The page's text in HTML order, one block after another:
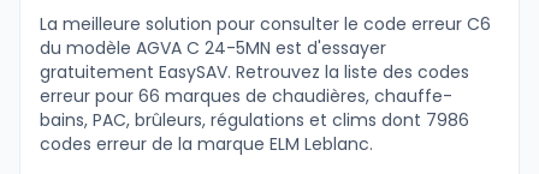
La meilleure solution pour consulter le code erreur C6
du modèle AGVA C 24-5MN est d'essayer
gratuitement EasySAV. Retrouvez la liste des codes
erreur pour 66 marques de chaudières, chauffe-
bains, PAC, brûleurs, régulations et clims dont 7986
codes erreur de la marque ELM Leblanc.